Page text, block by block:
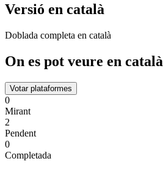
Versió en català
Doblada completa en català
On es pot veure en català
Votar plataformes
0
Mirant
2
Pendent
0
Completada